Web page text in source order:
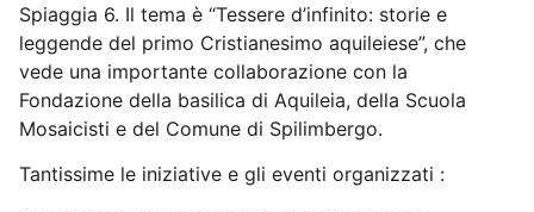
Spiaggia 6. Il tema è “Tessere d’infinito: storie e
leggende del primo Cristianesimo aquileiese”, che
vede una importante collaborazione con la
Fondazione della basilica di Aquileia, della Scuola
Mosaicisti e del Comune di Spilimbergo.
Tantissime le iniziative e gli eventi organizzati :